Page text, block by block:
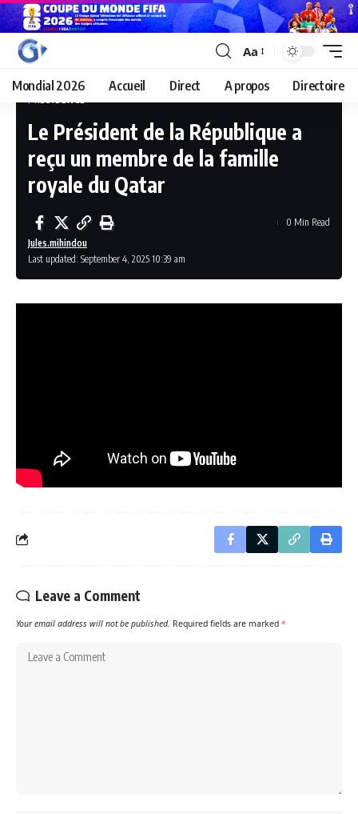
Aa
Mondial 2026 Accueil Direct A propos Directoire
PRÉSIDENCE
Le Président de la République a
reçu un membre de la famille
royale du Qatar
Last updated: September 4, 2025 10:39 am
Jules.mihindou
0 Min Read
Leave a Comment
Your email address will not be published. Required fields are marked *